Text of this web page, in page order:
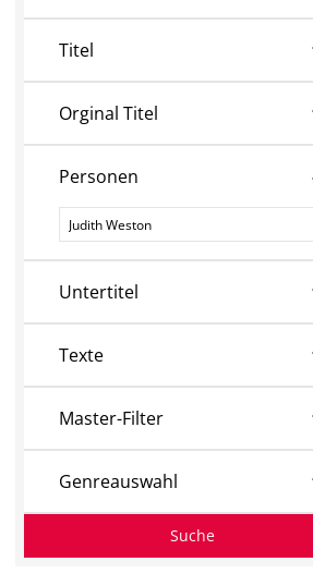
Titel
Orginal Titel
Personen
Personen
Untertitel
Texte
Master-Filter
Genreauswahl
Suche